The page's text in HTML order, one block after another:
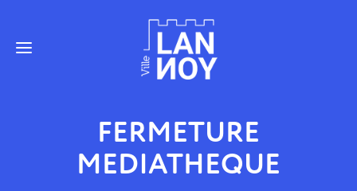
FERMETURE
MEDIATHEQUE